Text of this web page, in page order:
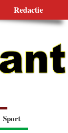
Redactie
Sport